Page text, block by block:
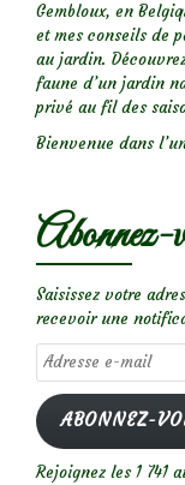
Gembloux, en
et mes conseils de
au jardin.
faune d’un jardin
privé au fil des
Bienvenue dans
Abonnez-
Saisissez votre
recevoir une
Adresse
e-
mail
ABONNEZ-
Rejoignez les 1 741